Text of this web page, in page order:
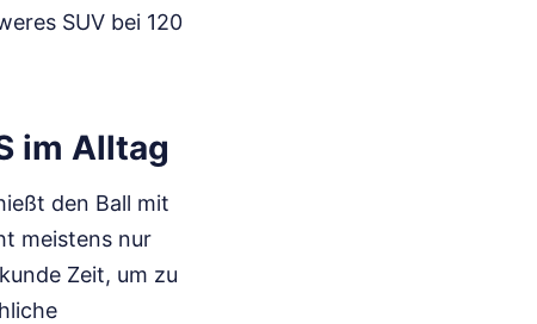
SUV bei 120
im Alltag
den Ball mit
meistens nur
Zeit, um zu